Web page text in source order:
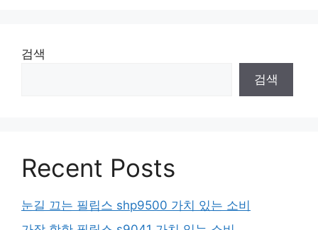
검색
검색
Recent Posts
눈길 끄는 필립스 shp9500 가치 있는 소비